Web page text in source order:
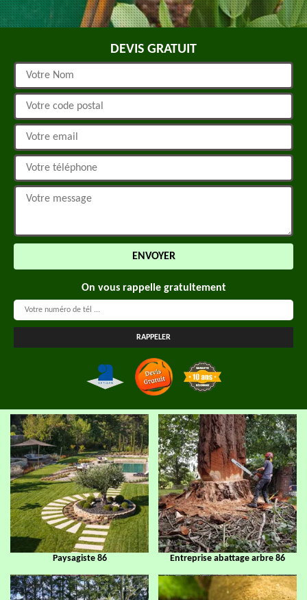
DEVIS GRATUIT
On vous rappelle gratuitement
Paysagiste 86 Entreprise abattage arbre 86